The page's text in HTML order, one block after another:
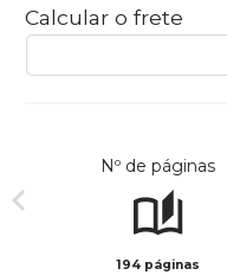
Calcular o frete
Nº de páginas
194 páginas